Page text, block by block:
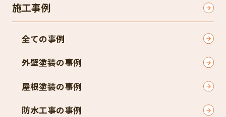
施工事例
全ての事例
外壁塗装の事例
屋根塗装の事例
防水工事の事例